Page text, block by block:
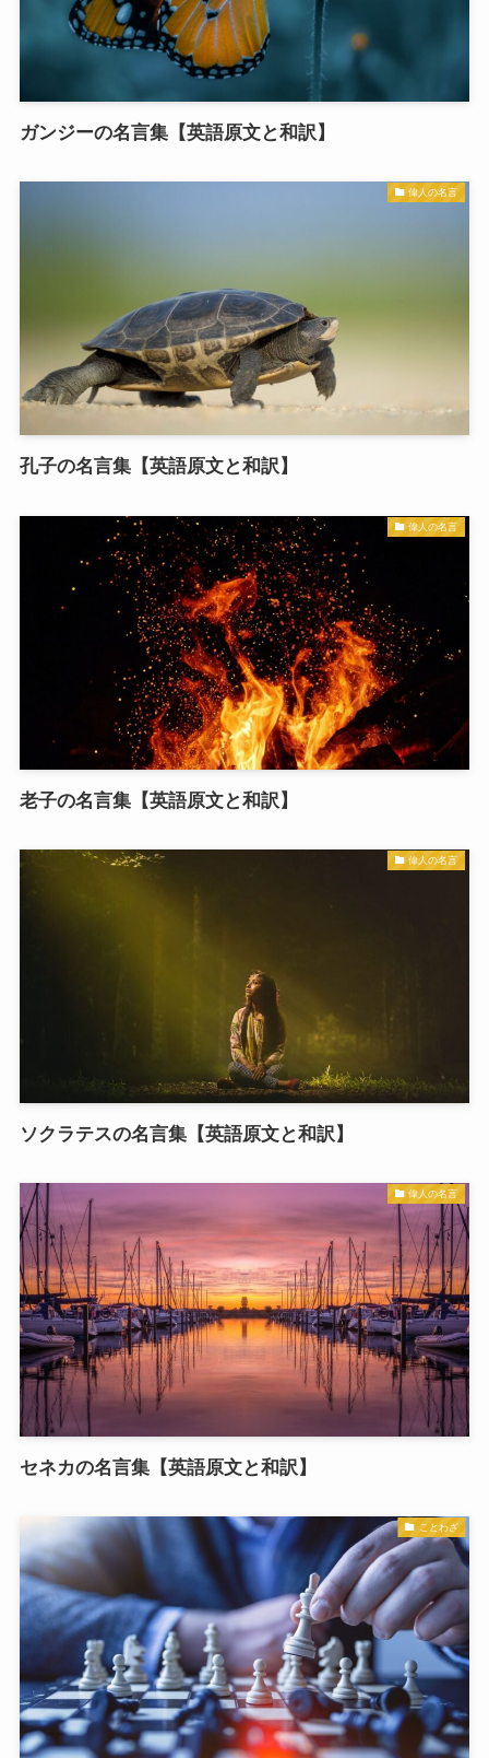
ガンジーの名言集【英語原文と和訳】
偉人の名言
孔子の名言集【英語原文と和訳】
偉人の名言
老子の名言集【英語原文と和訳】
偉人の名言
ソクラテスの名言集【英語原文と和訳】
偉人の名言
セネカの名言集【英語原文と和訳】
ことわざ